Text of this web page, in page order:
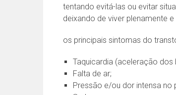
tentando evitá-las ou evitar
deixando de viver plenamente
os principais sintomas do
Taquicardia (aceleração
Falta de ar;
Pressão e/ou dor intensa no